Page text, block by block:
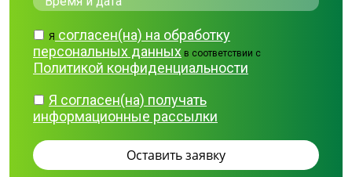
Я согласен(на) на обработку
персональных данных в соответствии с
Политикой конфиденциальности
Я согласен(на) получать
информационные рассылки